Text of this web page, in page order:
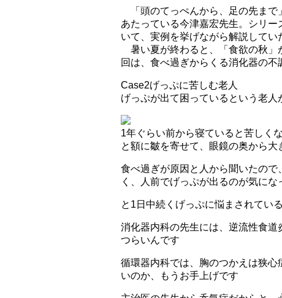
「頭のてっぺんから、足の先まで
あたっている今津嘉宏先生。シリ
いて、実例を挙げながら解説してい
暑い夏が終わると、「食欲の秋」
回は、食べ過ぎからくる消化器の不
Case2げっぷに苦しむ老人
げっぷが出て困っているという老人
1年ぐらい前から寝ていると苦しく
と額に皺を寄せて、眼鏡の奥から
食べ過ぎが原因と人から聞いたの
く、人前でげっぷが出るのが気に
と1日中続くげっぷに悩まされてい
消化器内科の先生には、逆流性食
つらいんです
循環器内科では、胸のつかえは狭
いのか、もうお手上げです